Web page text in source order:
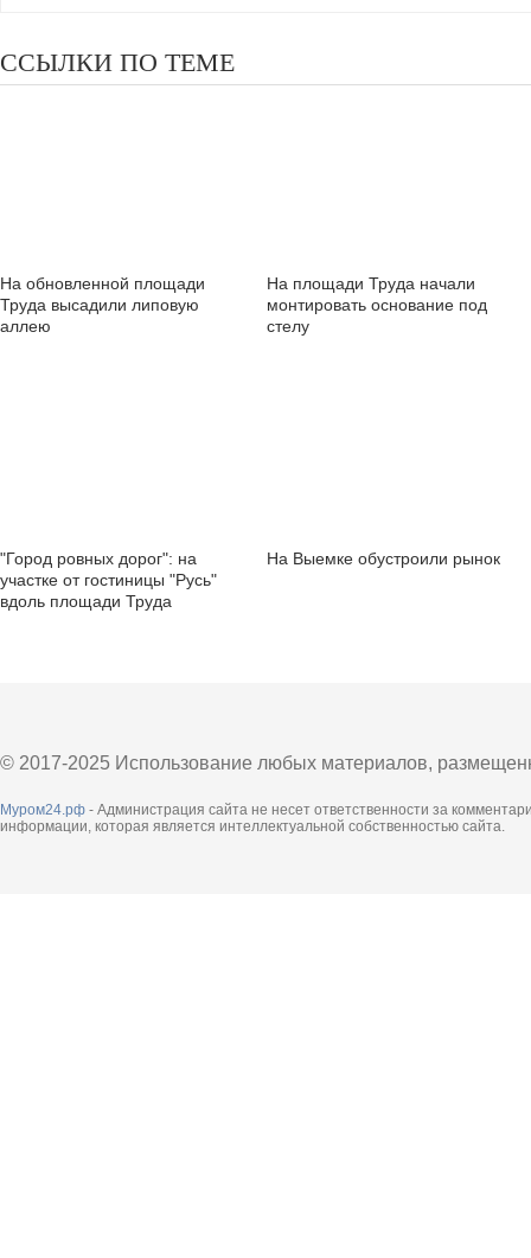
ССЫЛКИ ПО ТЕМЕ
На обновленной площади
Труда высадили липовую
аллею
На площади Труда начали
монтировать основание под
стелу
"Город ровных дорог": на
участке от гостиницы "Русь"
вдоль площади Труда
На Выемке обустроили рынок
© 2017-2025 Использование любых материалов,
Муром24.рф - Администрация сайта не несет ответственности за
информации, которая является интеллектуальной собственностью сайта.